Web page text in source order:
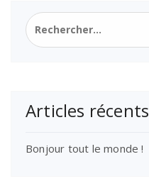
Rechercher :
Articles récents
Bonjour tout le monde !